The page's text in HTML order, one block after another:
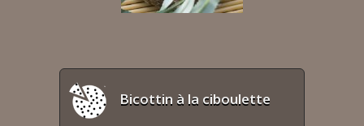
Bicottin à la ciboulette